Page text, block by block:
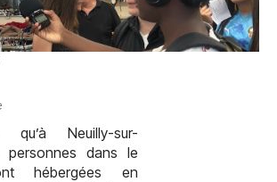
qu’à Neuilly-sur-
personnes dans le
hébergées en